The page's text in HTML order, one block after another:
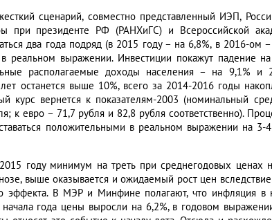
сценарий, совместно представленный ИЭП,
при президенте РФ (РАНХиГС) и Всероссийской
два года подряд (в 2015 году – на 6,8%, в 2016-ом
выражении. Инвестиции покажут падение
располагаемые доходы населения – на 9,1% и
останется выше 10%, всего за 2014-2016 годы
курс вернется к показателям-2003 (номинальный
к евро – 71,7 рубля и 82,8 рубля соответственно).
положительными в реальном выражении на
году минимум на треть при среднегодовых ценах
выше оказывается и ожидаемый рост цен
эффекта. В МЭР и Минфине полагают, что инфляция в
года цены выросли на 6,2%, в годовом